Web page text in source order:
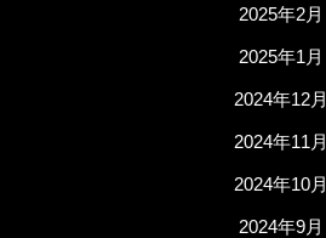
2025年2月
2025年1月
2024年12月
2024年11月
2024年10月
2024年9月